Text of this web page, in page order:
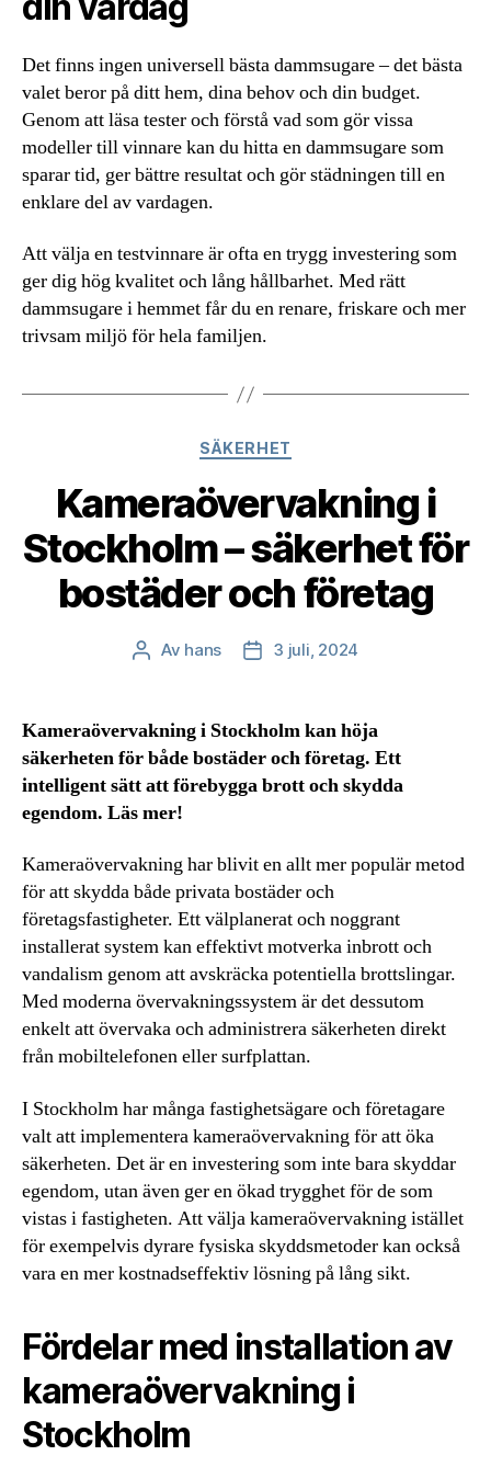
Det finns ingen universell bästa dammsugare – det bästa
valet beror på ditt hem, dina behov och din budget.
Genom att läsa tester och förstå vad som gör vissa
modeller till vinnare kan du hitta en dammsugare som
sparar tid, ger bättre resultat och gör städningen till en
enklare del av vardagen.
Att välja en testvinnare är ofta en trygg investering som
ger dig hög kvalitet och lång hållbarhet. Med rätt
dammsugare i hemmet får du en renare, friskare och mer
trivsam miljö för hela familjen.
Kategorier
SÄKERHET
Kameraövervakning i
Stockholm – säkerhet för
bostäder och företag
Inläggsförfattare
Av hans Inläggsdatum
3 juli, 2024
Kameraövervakning i Stockholm kan höja
säkerheten för både bostäder och företag. Ett
intelligent sätt att förebygga brott och skydda
egendom. Läs mer!
Kameraövervakning har blivit en allt mer populär metod
för att skydda både privata bostäder och
företagsfastigheter. Ett välplanerat och noggrant
installerat system kan effektivt motverka inbrott och
vandalism genom att avskräcka potentiella brottslingar.
Med moderna övervakningssystem är det dessutom
enkelt att övervaka och administrera säkerheten direkt
från mobiltelefonen eller surfplattan.
I Stockholm har många fastighetsägare och företagare
valt att implementera kameraövervakning för att öka
säkerheten. Det är en investering som inte bara skyddar
egendom, utan även ger en ökad trygghet för de som
vistas i fastigheten. Att välja kameraövervakning istället
för exempelvis dyrare fysiska skyddsmetoder kan också
vara en mer kostnadseffektiv lösning på lång sikt.
Fördelar med installation av
kameraövervakning i
Stockholm